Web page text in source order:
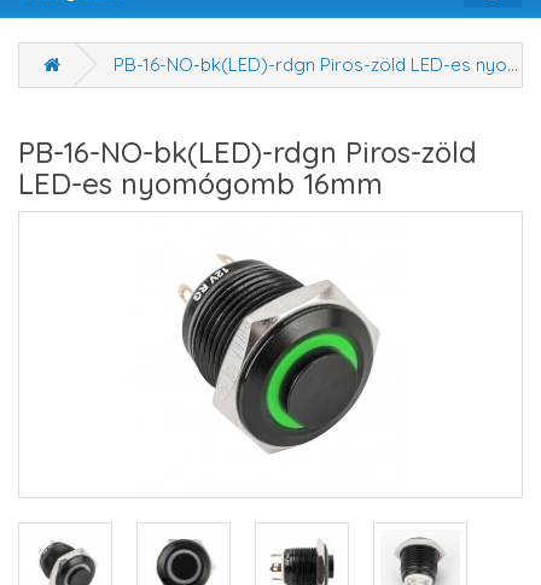
PB-16-NO-bk(LED)-rdgn Piros-zöld LED-es nyomógomb 16mm
PB-16-NO-bk(LED)-rdgn Piros-zöld
LED-es nyomógomb 16mm